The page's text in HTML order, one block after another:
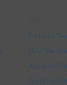
Editorial
How We
Accuracy
Sourcing